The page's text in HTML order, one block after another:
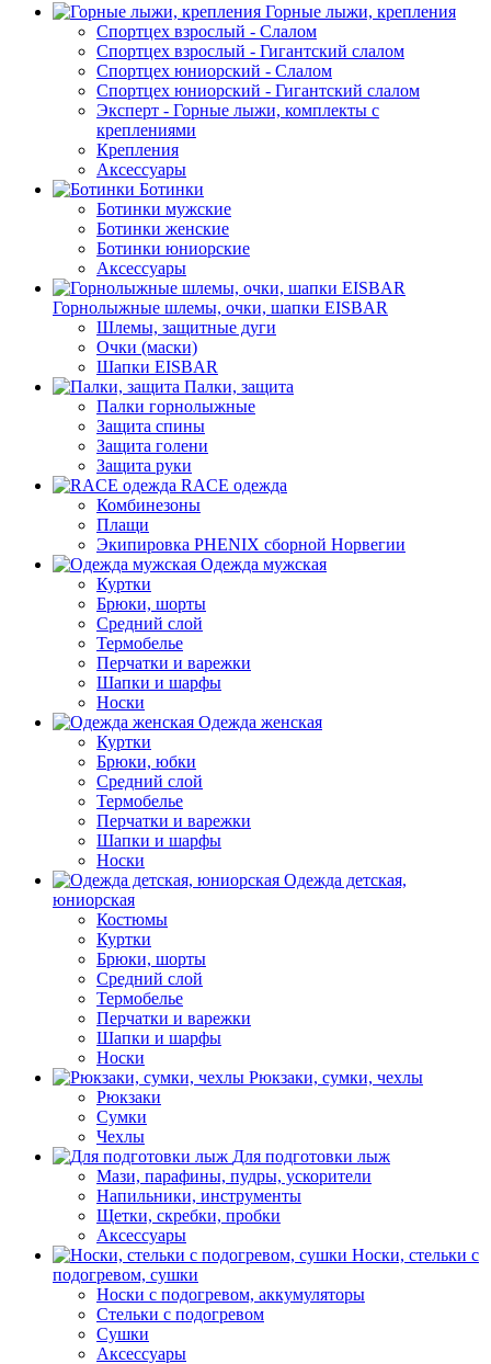
Горные лыжи, крепления
Спортцех взрослый - Слалом
Спортцех взрослый - Гигантский слалом
Спортцех юниорский - Слалом
Спортцех юниорский - Гигантский слалом
Эксперт - Горные лыжи, комплекты с
креплениями
Крепления
Аксессуары
Ботинки
Ботинки мужские
Ботинки женские
Ботинки юниорские
Аксессуары
Горнолыжные шлемы, очки, шапки EISBAR
Шлемы, защитные дуги
Очки (маски)
Шапки EISBAR
Палки, защита
Палки горнолыжные
Защита спины
Защита голени
Защита руки
RACE одежда
Комбинезоны
Плащи
Экипировка PHENIX сборной Норвегии
Одежда мужская
Куртки
Брюки, шорты
Средний слой
Термобелье
Перчатки и варежки
Шапки и шарфы
Носки
Одежда женская
Куртки
Брюки, юбки
Средний слой
Термобелье
Перчатки и варежки
Шапки и шарфы
Носки
Одежда детская,
юниорская
Костюмы
Куртки
Брюки, шорты
Средний слой
Термобелье
Перчатки и варежки
Шапки и шарфы
Носки
Рюкзаки, сумки, чехлы
Рюкзаки
Сумки
Чехлы
Для подготовки лыж
Мази, парафины, пудры, ускорители
Напильники, инструменты
Щетки, скребки, пробки
Аксессуары
Носки, стельки с
подогревом, сушки
Носки с подогревом, аккумуляторы
Стельки с подогревом
Сушки
Аксессуары